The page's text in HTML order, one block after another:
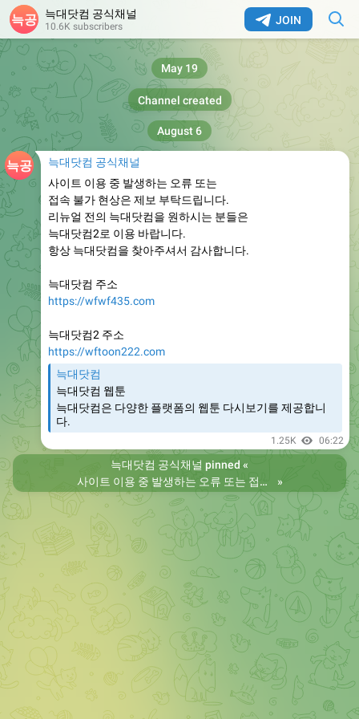
JOIN
늑대닷컴 공식채널
10.6K subscribers
Channel created
May 19
늑대닷컴 공식채널
사이트 이용 중 발생하는 오류 또는
접속 불가 현상은 제보 부탁드립니다.
리뉴얼 전의 늑대닷컴을 원하시는 분들은
늑대닷컴2로 이용 바랍니다.
항상 늑대닷컴을 찾아주셔서 감사합니다.
늑대닷컴 주소
https://wfwf435.com
늑대닷컴2 주소
https://wftoon222.com
늑대닷컴
늑대닷컴 웹툰
늑대닷컴은 다양한 플랫폼의 웹툰 다시보기를 제공합니
다.
1.25K 06:22
August 6
늑대닷컴 공식채널 pinned «
사이트 이용 중 발생하는 오류 또는 접속 불가 현상은 제보 부탁드립니다. 리뉴얼 전의 늑대닷컴을 원하시는 분들은 늑대닷컴2로 이용 바랍니다. 항상 늑대닷컴을 찾아주셔서 감사합니다. 늑대닷컴 주소 https://wfwf435.com 늑대닷컴2 주소 https://wftoon222.com
»